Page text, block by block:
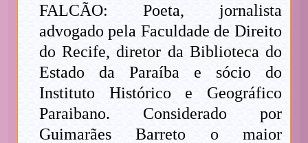
FALCÃO: Poeta, jornalista
advogado pela Faculdade de Direito
do Recife, diretor da Biblioteca do
Estado da Paraíba e sócio do
Instituto Histórico e Geográfico
Paraibano. Considerado por
Guimarães Barreto o maior